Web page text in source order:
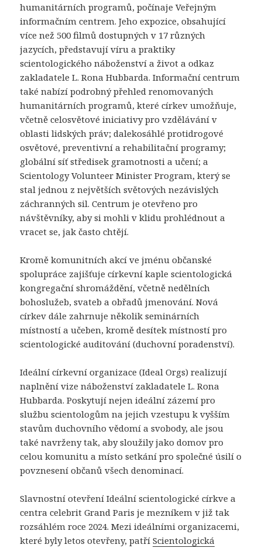
humanitárních programů, počínaje Veřejným
informačním centrem. Jeho expozice, obsahující
více než 500 filmů dostupných v 17 různých
jazycích, představují víru a praktiky
scientologického náboženství a život a odkaz
zakladatele L. Rona Hubbarda. Informační centrum
také nabízí podrobný přehled renomovaných
humanitárních programů, které církev umožňuje,
včetně celosvětové iniciativy pro vzdělávání v
oblasti lidských práv; dalekosáhlé protidrogové
osvětové, preventivní a rehabilitační programy;
globální síť středisek gramotnosti a učení; a
Scientology Volunteer Minister Program, který se
stal jednou z největších světových nezávislých
záchranných sil. Centrum je otevřeno pro
návštěvníky, aby si mohli v klidu prohlédnout a
vracet se, jak často chtějí.
Kromě komunitních akcí ve jménu občanské
spolupráce zajišťuje církevní kaple scientologická
kongregační shromáždění, včetně nedělních
bohoslužeb, svateb a obřadů jmenování. Nová
církev dále zahrnuje několik seminárních
místností a učeben, kromě desítek místností pro
scientologické auditování (duchovní poradenství).
Ideální církevní organizace (Ideal Orgs) realizují
naplnění vize náboženství zakladatele L. Rona
Hubbarda. Poskytují nejen ideální zázemí pro
službu scientologům na jejich vzestupu k vyšším
stavům duchovního vědomí a svobody, ale jsou
také navrženy tak, aby sloužily jako domov pro
celou komunitu a místo setkání pro společné úsilí o
povznesení občanů všech denominací.
Slavnostní otevření Ideální scientologické církve a
centra celebrit Grand Paris je mezníkem v již tak
rozsáhlém roce 2024. Mezi ideálními organizacemi,
které byly letos otevřeny, patříScientologická